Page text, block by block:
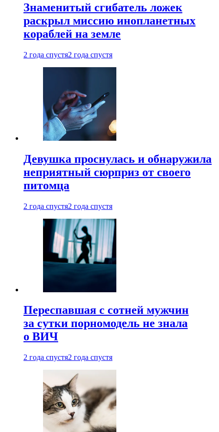
Знаменитый сгибатель ложек
раскрыл миссию инопланетных
кораблей на земле
2 года спустя2 года спустя
Девушка проснулась и обнаружила
неприятный сюрприз от своего
питомца
2 года спустя2 года спустя
Переспавшая с сотней мужчин
за сутки порномодель не знала
о ВИЧ
2 года спустя2 года спустя